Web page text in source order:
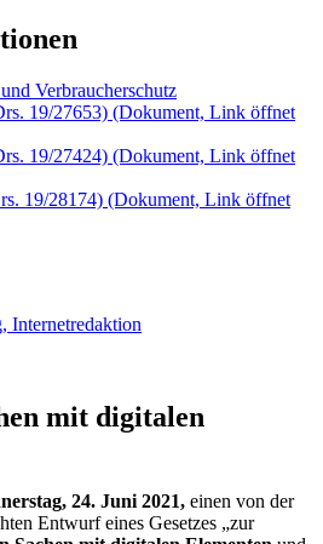
Verbraucherschutz
19/27653) (Dokument, Link öffnet
19/27424) (Dokument, Link öffnet
19/28174) (Dokument, Link öffnet
Internetredaktion
mit digitalen
24. Juni 2021, einen von der
Entwurf eines Gesetzes „zur